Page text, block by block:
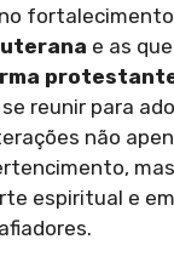
e as
reunir para
não
espiritual e